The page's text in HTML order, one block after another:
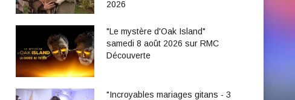
2026
"Le mystère d'Oak Island"
samedi 8 août 2026 sur RMC
Découverte
"Incroyables mariages gitans - 3